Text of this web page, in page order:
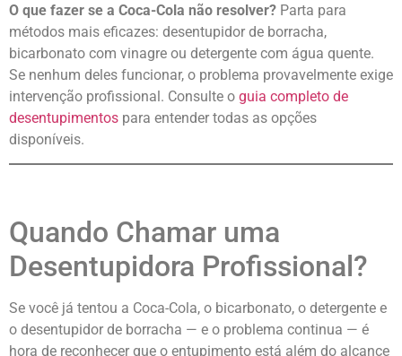
O que fazer se a Coca-Cola não resolver? Parta para
métodos mais eficazes: desentupidor de borracha,
bicarbonato com vinagre ou detergente com água quente.
Se nenhum deles funcionar, o problema provavelmente exige
intervenção profissional. Consulte o guia completo de
desentupimentos para entender todas as opções
disponíveis.
Quando Chamar uma
Desentupidora Profissional?
Se você já tentou a Coca-Cola, o bicarbonato, o detergente e
o desentupidor de borracha — e o problema continua — é
hora de reconhecer que o entupimento está além do alcance